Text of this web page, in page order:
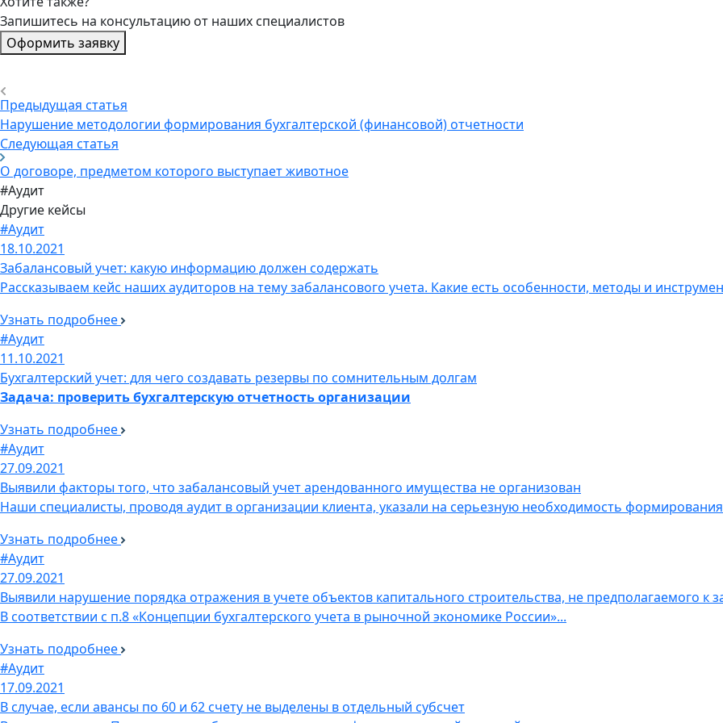
Запишитесь на консультацию от наших специалистов
Оформить заявку
Предыдущая статья
Нарушение методологии формирования бухгалтерской (финансовой) отчетности
Следующая статья
О договоре, предметом которого выступает животное
#Аудит
Другие кейсы
#Аудит
18.10.2021
Забалансовый учет: какую информацию должен содержать
Рассказываем кейс наших аудиторов на тему забалансового учета. Какие есть особенности, методы и
Узнать подробнее
#Аудит
11.10.2021
Бухгалтерский учет: для чего создавать резервы по сомнительным долгам
Задача: проверить бухгалтерскую отчетность организации
Узнать подробнее
#Аудит
27.09.2021
Выявили факторы того, что забалансовый учет арендованного имущества не организован
Наши специалисты, проводя аудит в организации клиента, указали на серьезную необходимость
Узнать подробнее
#Аудит
27.09.2021
Выявили нарушение порядка отражения в учете объектов капитального строительства, не предполагаемого к
В соответствии с п.8 «Концепции бухгалтерского учета в рыночной экономике России»...
Узнать подробнее
#Аудит
17.09.2021
В случае, если авансы по 60 и 62 счету не выделены в отдельный субсчет